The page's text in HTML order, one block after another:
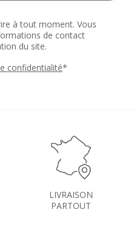
à tout moment. Vous
de contact
du site.
confidentialité*
LIVRAISON
PARTOUT